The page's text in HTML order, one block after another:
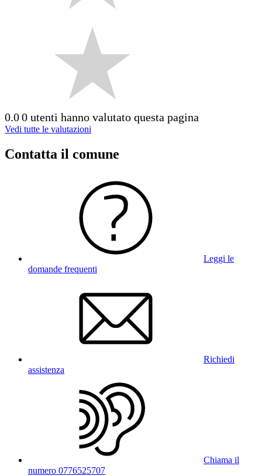
0.00 utenti hanno valutato questa pagina
Vedi tutte le valutazioni
Contatta il comune
Leggi le
domande frequenti
Richiedi
assistenza
Chiama il
numero 0776525707